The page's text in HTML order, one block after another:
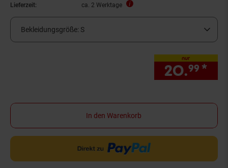
Lieferzeit:
ca. 2 Werktage
Bekleidungsgröße: S
nur
20.99 *
In den Warenkorb